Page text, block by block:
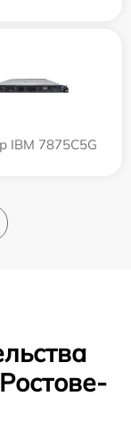
IBM 7875C5G